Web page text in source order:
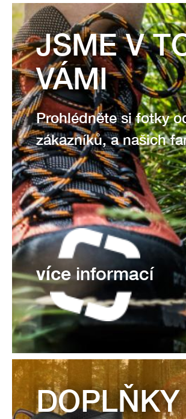
JSME V
VÁMI
Prohlédněte si fotky
zákazníků, a našich
víceinformací
DOPLŇKY